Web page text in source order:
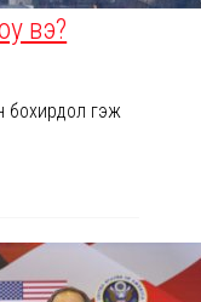
вэ?
бохирдол гэж